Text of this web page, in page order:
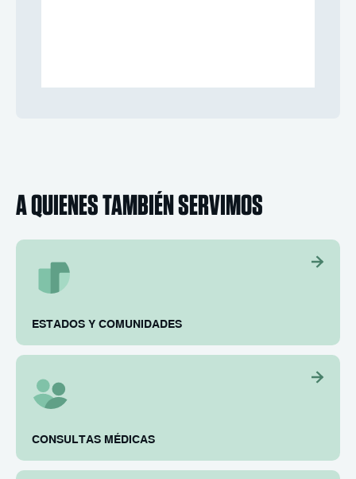
A QUIENES TAMBIÉN SERVIMOS
ESTADOS Y COMUNIDADES
CONSULTAS MÉDICAS